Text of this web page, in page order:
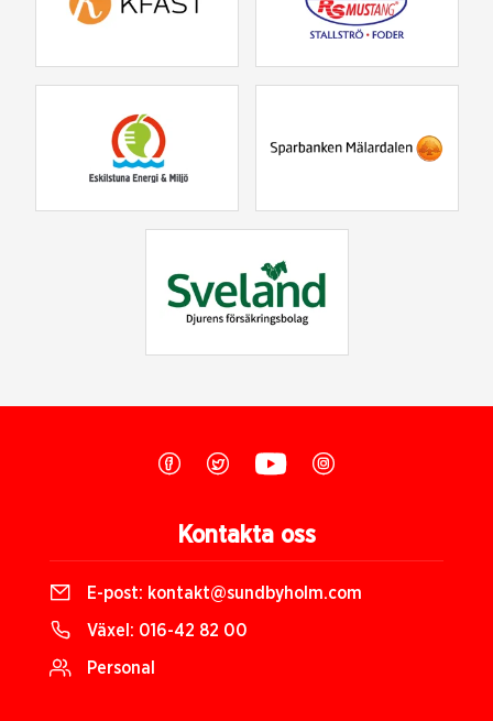
Kontakta oss
E-post: kontakt@sundbyholm.com
Växel: 016-42 82 00
Personal